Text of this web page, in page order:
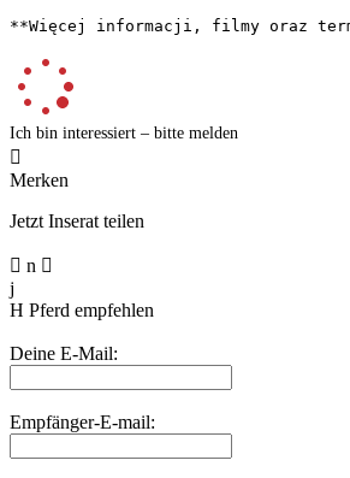
**Więcej informacji, filmy oraz
Ich bin interessiert – bitte melden

Merken
Jetzt Inserat teilen
 n 
j
H Pferd empfehlen
Deine E-Mail:
Empfänger-E-mail: